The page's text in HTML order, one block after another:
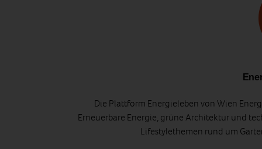
Die Plattform Energieleben von Wien
Erneuerbare Energie, grüne Architektur und
Lifestylethemen rund um